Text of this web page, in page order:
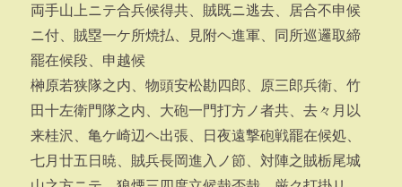
両手山上ニテ合兵候得共、賊既ニ逃去、居合不申候
ニ付、賊塁一ケ所焼払、見附ヘ進軍、同所巡邏取締
罷在候段、申越候
榊原若狭隊之内、物頭安松勘四郎、原三郎兵衛、竹
田十左衛門隊之内、大砲一門打方ノ者共、去々月以
来桂沢、亀ケ崎辺ヘ出張、日夜遠撃砲戦罷在候処、
七月廿五日暁、賊兵長岡進入ノ節、対陣之賊栃尾城